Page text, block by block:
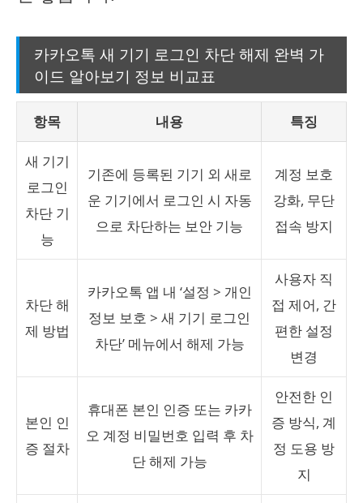
카카오톡 새 기기 로그인 차단 해제 완벽 가
이드 알아보기 정보 비교표
항목 내용 특징
새 기기
로그인
차단 기
능
기존에 등록된 기기 외 새로
운 기기에서 로그인 시 자동
으로 차단하는 보안 기능
계정 보호
강화, 무단
접속 방지
차단 해
제 방법
카카오톡 앱 내 ‘설정 > 개인
정보 보호 > 새 기기 로그인
차단’ 메뉴에서 해제 가능
사용자 직
접 제어, 간
편한 설정
변경
본인 인
증 절차
휴대폰 본인 인증 또는 카카
오 계정 비밀번호 입력 후 차
단 해제 가능
안전한 인
증 방식, 계
정 도용 방
지